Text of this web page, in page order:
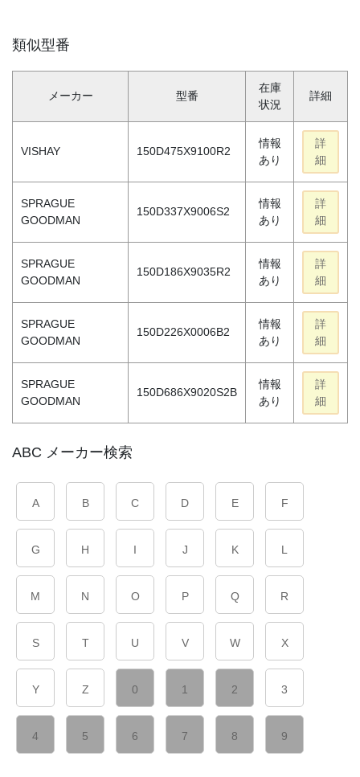
類似型番
メーカー 型番
在庫
状況
詳細
VISHAY 150D475X9100R2
情報
あり
詳
細
SPRAGUE
GOODMAN
150D337X9006S2
情報
あり
詳
細
SPRAGUE
GOODMAN
150D186X9035R2
情報
あり
詳
細
SPRAGUE
GOODMAN
150D226X0006B2
情報
あり
詳
細
SPRAGUE
GOODMAN
150D686X9020S2B
情報
あり
詳
細
ABC メーカー検索
A B C D E F
G H I J K L
M N O P Q R
S T U V W X
Y Z 0 1 2 3
4 5 6 7 8 9